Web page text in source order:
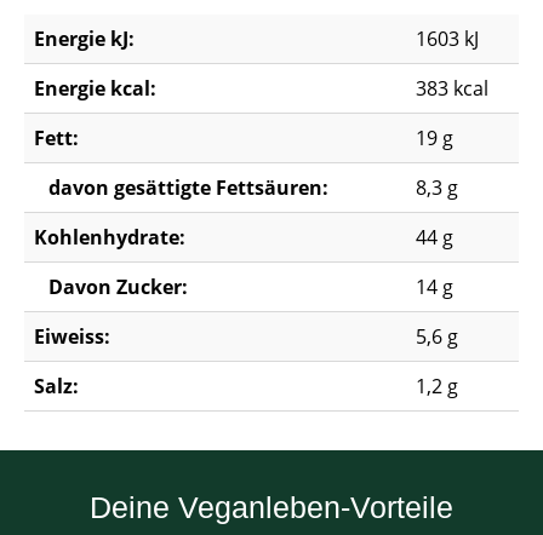
Energie kJ:
1603 kJ
Energie kcal:
383 kcal
Fett:
19 g
davon gesättigte Fettsäuren:
8,3 g
Kohlenhydrate:
44 g
Davon Zucker:
14 g
Eiweiss:
5,6 g
Salz:
1,2 g
Deine Veganleben-Vorteile